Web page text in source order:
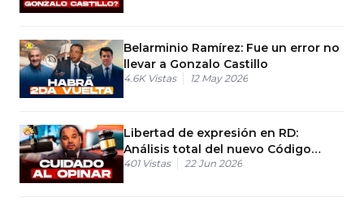
Belarminio Ramírez: Fue un error no
llevar a Gonzalo Castillo
4.6K Vistas 12 May 2026
Libertad de expresión en RD:
Análisis total del nuevo Código
Penal
401 Vistas 22 Jun 2026